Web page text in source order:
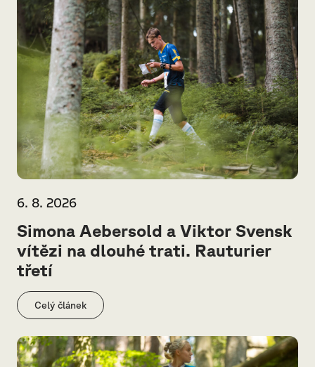
6. 8. 2026
Simona Aebersold a Viktor Svensk
vítězi na dlouhé trati. Rauturier
třetí
Celý článek